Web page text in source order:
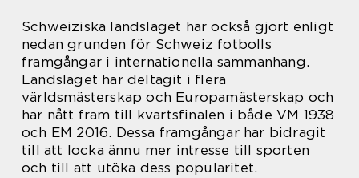
Schweiziska landslaget har också gjort enligt
nedan grunden för Schweiz fotbolls
framgångar i internationella sammanhang.
Landslaget har deltagit i flera
världsmästerskap och Europamästerskap och
har nått fram till kvartsfinalen i både VM 1938
och EM 2016. Dessa framgångar har bidragit
till att locka ännu mer intresse till sporten
och till att utöka dess popularitet.